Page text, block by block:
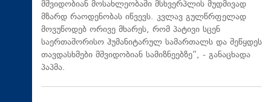
მშვიდობიან მოსახლეობაში მსხვერპლის მუდმივად
მზარდ რაოდენობას იწვევს. კვლავ გულწრფელად
მოვუწოდებ ორივე მხარეს, რომ პატივი სცენ
საერთაშორისო ჰუმანიტარულ სამართალს და შეწყდეს
თავდასხმები მშვიდობიან სამიზნეებზე“, - განაცხადა
პაპმა.